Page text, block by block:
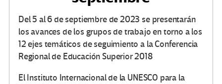
Del 5 al 6 de septiembre de 2023 se presentarán
los avances de los grupos de trabajo en torno a los
12 ejes temáticos de seguimiento a la Conferencia
Regional de Educación Superior 2018
El Instituto Internacional de la UNESCO para la